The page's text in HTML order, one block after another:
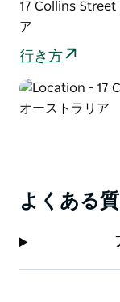
ミリー ルームに
けられており、
ファンが備え付
17 Collins Street
ア
行き方
よくある